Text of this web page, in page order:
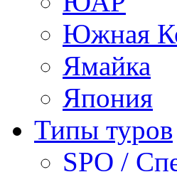
Южная
Ямайка
Япония
Типы туров
SPO /